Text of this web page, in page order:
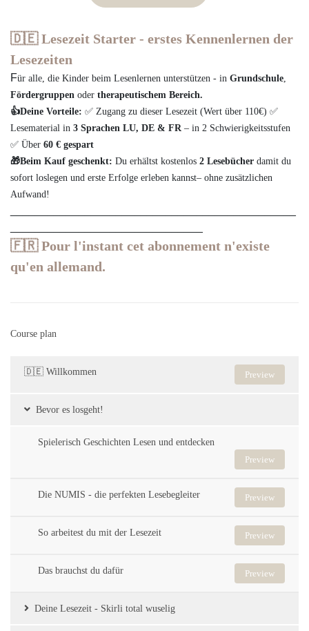
🇩🇪Lesezeit Starter - erstes Kennenlernen der
Lesezeiten
Für alle, die Kinder beim Lesenlernen unterstützen - in Grundschule,
Fördergruppen oder therapeutischem Bereich.
👍Deine Vorteile: ✅ Zugang zu dieser Lesezeit (Wert über 110€) ✅
Lesematerial in 3 Sprachen LU, DE & FR– in 2 Schwierigkeitsstufen
✅ Über 60 € gespart
🎁Beim Kauf geschenkt: Du erhältst kostenlos 2 Lesebücher damit du
sofort loslegen und erste Erfolge erleben kannst– ohne zusätzlichen
Aufwand!
🇫🇷Pour l'instant cet abonnement n'existe
qu'en allemand.
Course plan
🇩🇪 Willkommen Preview
Bevor es losgeht!
Spielerisch Geschichten Lesen und entdecken
Preview
Die NUMIS - die perfekten Lesebegleiter Preview
So arbeitest du mit der Lesezeit Preview
Das brauchst du dafür Preview
Deine Lesezeit - Skirli total wuselig